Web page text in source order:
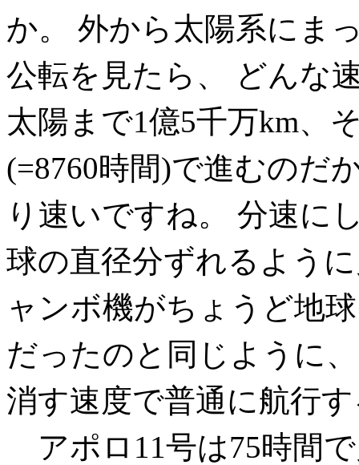
か。 外から太陽系にま
公転を見たら、 どんな
太陽まで1億5千万km、
(=8760時間)で進むのだ
り速いですね。 分速に
球の直径分ずれるよう
ャンボ機がちょうど地
だったのと同じように
消す速度で普通に航行
アポロ11号は75時間